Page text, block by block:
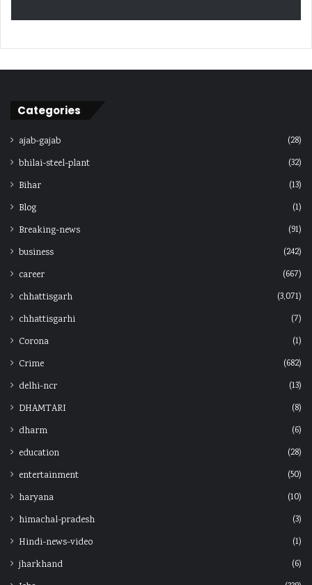
Categories
ajab-gajab
(28)
bhilai-steel-plant
(32)
Bihar
(13)
Blog
(1)
Breaking-news
(91)
business
(242)
career
(667)
chhattisgarh
(3,071)
chhattisgarhi
(7)
Corona
(1)
Crime
(682)
delhi-ncr
(13)
DHAMTARI
(8)
dharm
(6)
education
(28)
entertainment
(50)
haryana
(10)
himachal-pradesh
(3)
Hindi-news-video
(1)
jharkhand
(6)